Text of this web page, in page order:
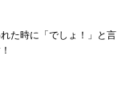
た時に「でしょ！」と言